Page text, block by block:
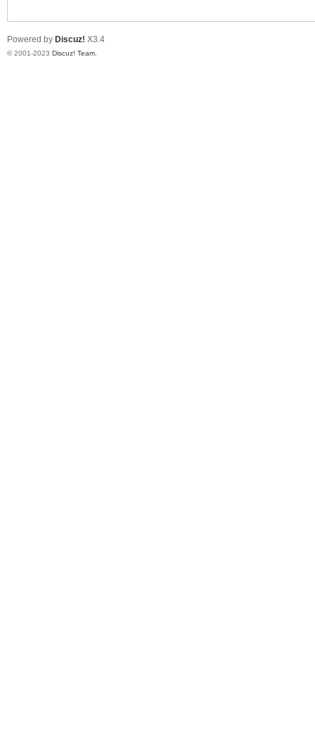
Powered by Discuz! X3.4
© 2001-2023 Discuz! Team